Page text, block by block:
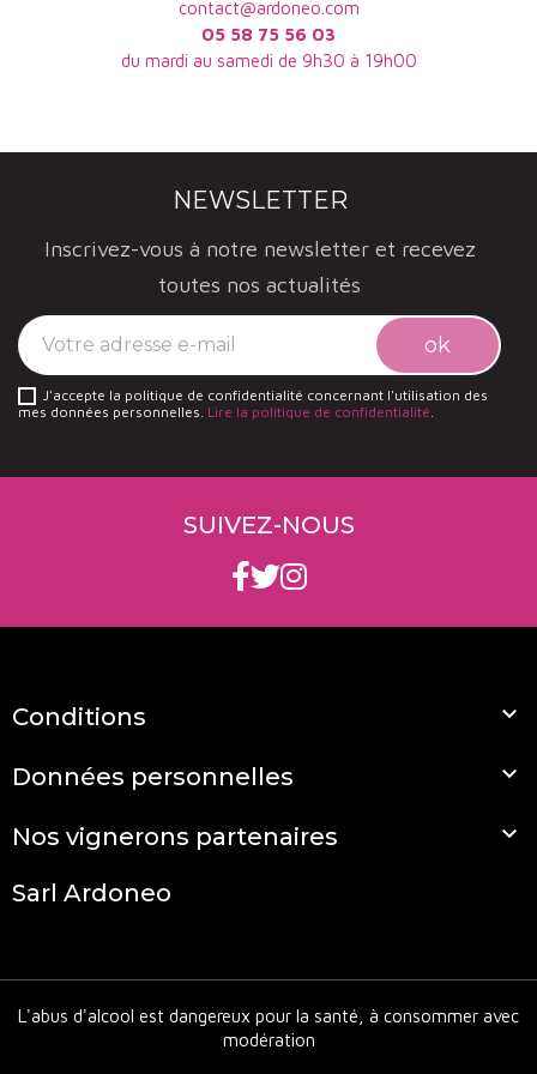
découvrir ?
Le domaine de Fontenille est un autre domaine du
contact@ardoneo.com
05 58 75 56 03
du mardi au samedi de 9h30 à 19h00
NEWSLETTER
Inscrivez-vous à notre newsletter et recevez
toutes nos actualités
J'accepte la politique de confidentialité concernant l'utilisation des
mes données personnelles. Lire la politique de confidentialité.
SUIVEZ-NOUS
Conditions 
Données personnelles 
Nos vignerons partenaires 
Sarl Ardoneo
L'abus d'alcool est dangereux pour la santé, à consommer avec
modération